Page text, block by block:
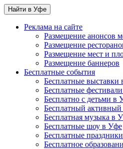
Найти в Уфе
Реклама на сайте
Размещение анонсов
Размещение
Размещение мест и
Размещение баннеров
Бесплатные события
Бесплатные выставки
Бесплатные
Бесплатно с детьми в
Бесплатный
Бесплатная музыка в
Бесплатные шоу в Уфе
Бесплатные
Бесплатное